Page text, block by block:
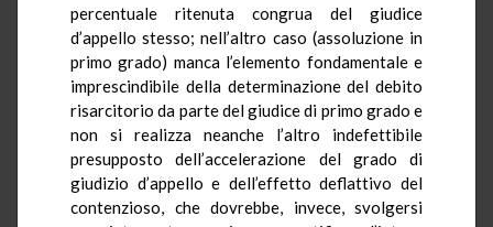
percentuale ritenuta congrua del giudice
d’appello stesso; nell’altro caso (assoluzione in
primo grado) manca l’elemento fondamentale e
imprescindibile della determinazione del debito
risarcitorio da parte del giudice di primo grado e
non si realizza neanche l’altro indefettibile
presupposto dell’accelerazione del grado di
giudizio d’appello e dell’effetto deflattivo del
contenzioso, che dovrebbe, invece, svolgersi